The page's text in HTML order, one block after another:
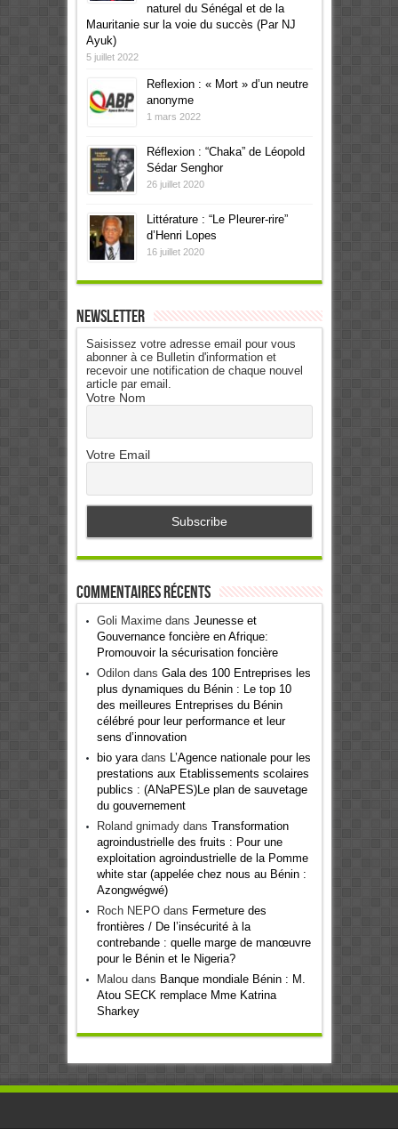
naturel du Sénégal et de la
Mauritanie sur la voie du succès (Par NJ
Ayuk)
5 juillet 2022
Reflexion : « Mort » d’un neutre
anonyme
1 mars 2022
Réflexion : “Chaka” de Léopold
Sédar Senghor
26 juillet 2020
Littérature : “Le Pleurer-rire”
d’Henri Lopes
16 juillet 2020
Newsletter
Saisissez votre adresse email pour vous
abonner à ce Bulletin d'information et
recevoir une notification de chaque nouvel
article par email.
Votre Nom
Votre Email
Commentaires récents
Goli Maximedans Jeunesse et
Gouvernance foncière en Afrique:
Promouvoir la sécurisation foncière
Odilondans Gala des 100 Entreprises les
plus dynamiques du Bénin : Le top 10
des meilleures Entreprises du Bénin
célébré pour leur performance et leur
sens d’innovation
bio yaradans
L’Agence nationale pour les
prestations aux Etablissements scolaires
publics : (ANaPES)Le plan de sauvetage
du gouvernement
Roland gnimadydans Transformation
agroindustrielle des fruits : Pour une
exploitation agroindustrielle de la Pomme
white star (appelée chez nous au Bénin :
Azongwégwé)
Roch NEPOdans Fermeture des
frontières / De l’insécurité à la
contrebande : quelle marge de manœuvre
pour le Bénin et le Nigeria?
Maloudans Banque mondiale Bénin : M.
Atou SECK remplace Mme Katrina
Sharkey